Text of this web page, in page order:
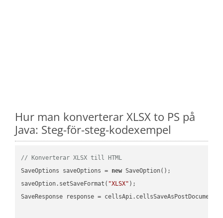
Hur man konverterar XLSX to PS på
Java: Steg-för-steg-kodexempel
// Konverterar XLSX till HTML
SaveOptions saveOptions = new SaveOption();
saveOption.setSaveFormat( "XLSX" );
SaveResponse response =